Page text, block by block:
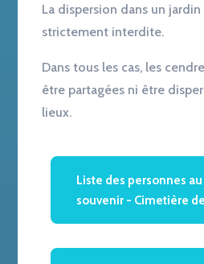
La dispersion dans un
strictement interdite.
Dans tous les cas, les
être partagées ni être
lieux.
Liste des personnes au
souvenir - Cimetière